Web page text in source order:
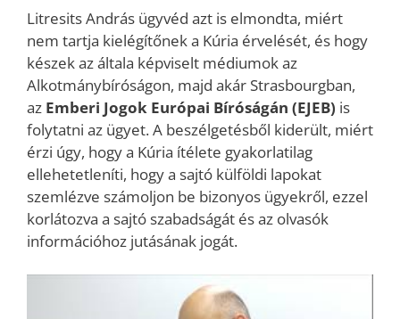
️Litresits András ügyvéd azt is elmondta, miért
nem tartja kielégítőnek a Kúria érvelését, és hogy
készek az általa képviselt médiumok az
Alkotmánybíróságon, majd akár Strasbourgban,
az Emberi Jogok Európai Bíróságán (EJEB) is
folytatni az ügyet. A beszélgetésből kiderült, miért
érzi úgy, hogy a Kúria ítélete gyakorlatilag
ellehetetleníti, hogy a sajtó külföldi lapokat
szemlézve számoljon be bizonyos ügyekről, ezzel
korlátozva a sajtó szabadságát és az olvasók
információhoz jutásának jogát.